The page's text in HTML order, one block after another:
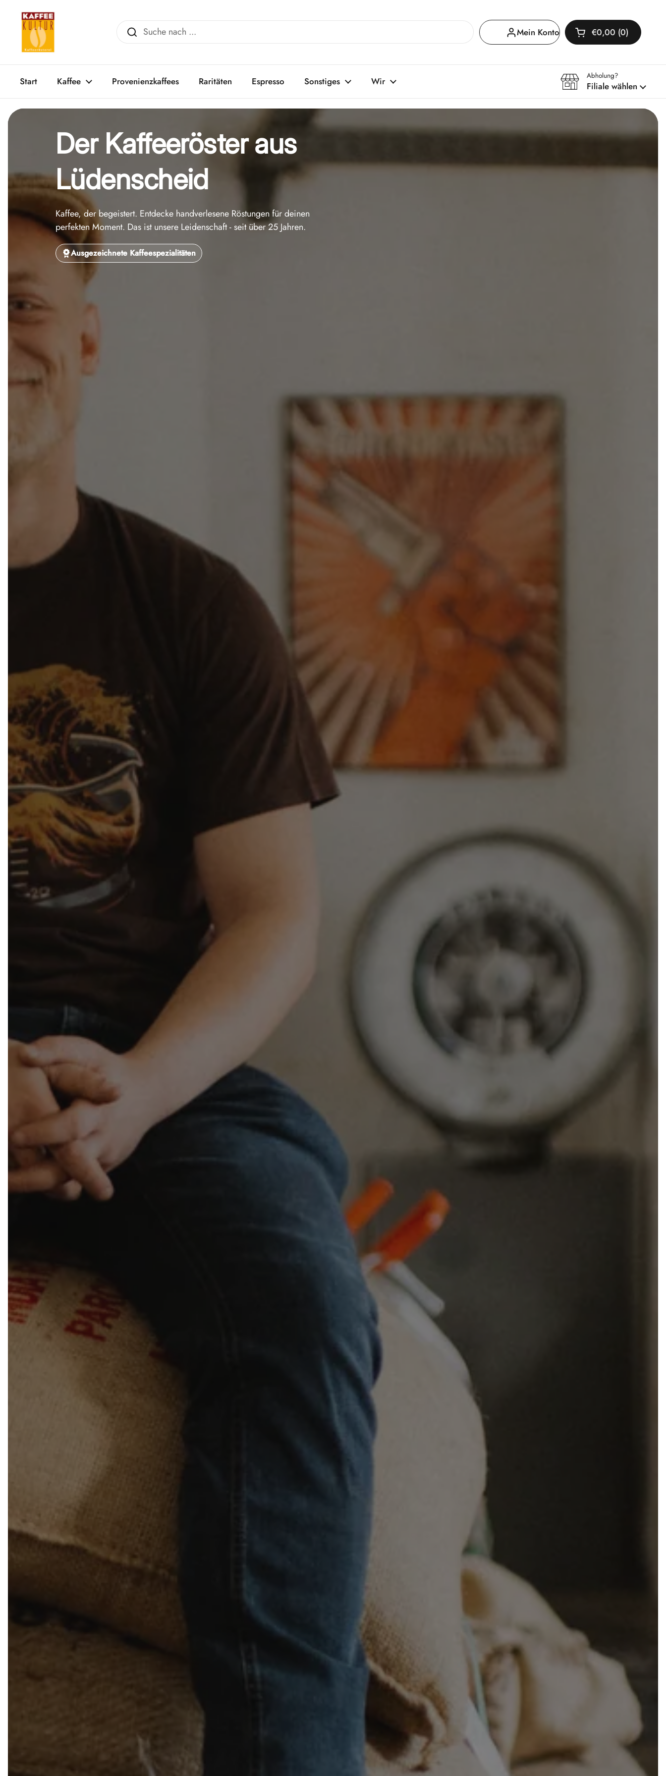
Mein Konto Warenkorb öffnen
Warenkorb
€0,00 0
im Warenkorb
Start Kaffee Provenienzkaffees Raritäten Espresso Sonstiges Wir Abholung?
Filiale wählen
Der Kaffeeröster aus
Lüdenscheid
Kaffee, der begeistert. Entdecke handverlesene Röstungen für deinen
perfekten Moment. Das ist unsere Leidenschaft - seit über 25 Jahren.
Ausgezeichnete Kaffeespezialitäten